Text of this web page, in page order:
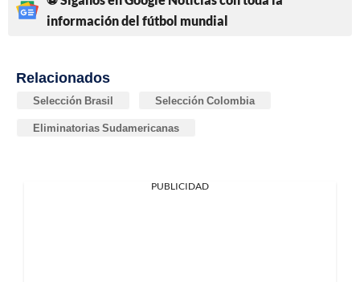
información del fútbol mundial
Relacionados
Selección Brasil Selección Colombia
Eliminatorias Sudamericanas
PUBLICIDAD